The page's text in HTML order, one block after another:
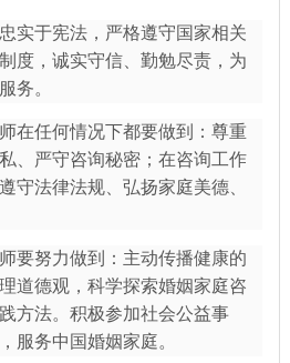
实于宪法，严格遵守国家相关
度，诚实守信、勤勉尽责，为
务。
任何情况下都要做到：尊重
、严守咨询秘密；在咨询工作
守法律法规、弘扬家庭美德、
努力做到：主动传播健康的
道德观，科学探索婚姻家庭咨
方法。积极参加社会公益事
服务中国婚姻家庭。